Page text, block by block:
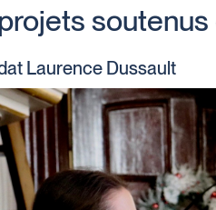
soutenus
Laurence Dussault